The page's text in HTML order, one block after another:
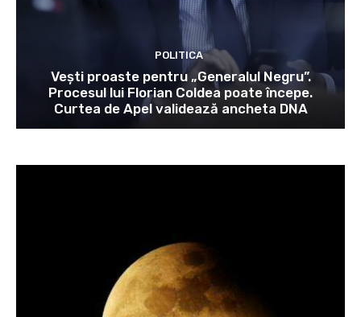
POLITICA
Vești proaste pentru „Generalul Negru”.
Procesul lui Florian Coldea poate începe.
Curtea de Apel validează ancheta DNA